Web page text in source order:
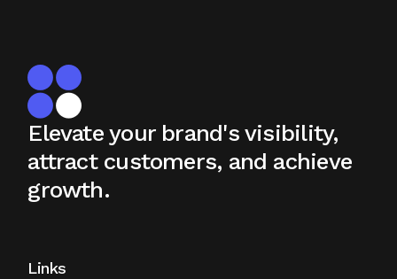
Elevate your brand's visibility,
attract customers, and achieve
growth.
Links